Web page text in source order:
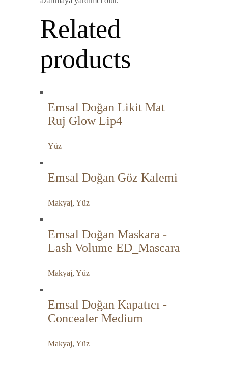
Related
products
Emsal Doğan Likit Mat
Ruj Glow Lip4
Yüz
Emsal Doğan Göz Kalemi
Makyaj, Yüz
Emsal Doğan Maskara -
Lash Volume ED_Mascara
Makyaj, Yüz
Emsal Doğan Kapatıcı -
Concealer Medium
Makyaj, Yüz